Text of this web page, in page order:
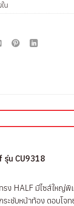
ใน
รุ่น CU9318
รง HALF มีไซส์ใหญ่พิ
ระชับหน้าท้อง ตอบโจ